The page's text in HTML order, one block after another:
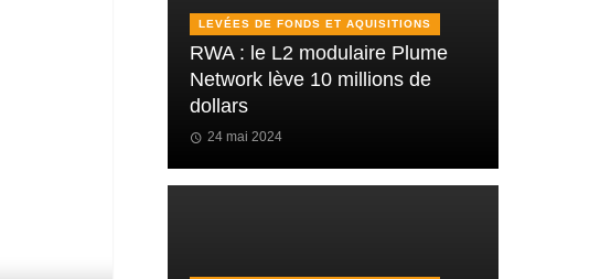
LEVÉES DE FONDS ET AQUISITIONS
RWA : le L2 modulaire Plume
Network lève 10 millions de
dollars
24 mai 2024